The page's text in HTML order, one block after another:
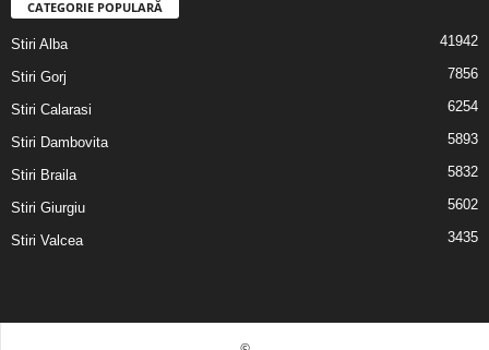
CATEGORIE POPULARĂ
Stiri Alba 41942
Stiri Gorj 7856
Stiri Calarasi 6254
Stiri Dambovita 5893
Stiri Braila 5832
Stiri Giurgiu 5602
Stiri Valcea 3435